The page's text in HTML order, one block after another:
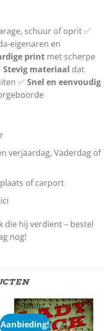
schuur of oprit ✅
eigenaren en
print met scherpe
Stevig materiaal dat
✅ Snel en eenvoudig
verjaardag, Vaderdag of
of carport
die hij verdient – ​​bestel
nog!
Aanbieding!